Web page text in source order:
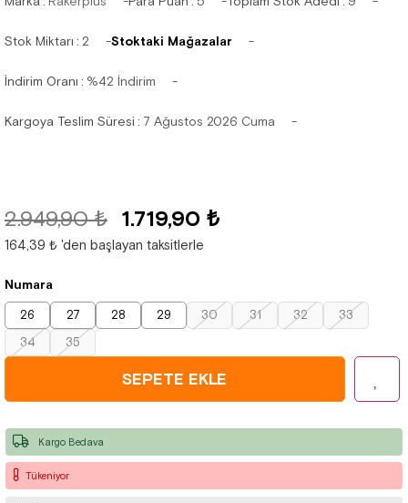
Stok Miktarı : 2 Stoktaki Mağazalar
İndirim Oranı : %42 İndirim
Kargoya Teslim Süresi : 7 Ağustos 2026 Cuma
2.949,90 ₺ 1.719,90 ₺
164,39 ₺ 'den başlayan taksitlerle
Numara
26 27 28 29 30 31 32
33
34
35
Tükeniyor
Kargo Bedava